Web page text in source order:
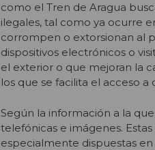
como el Tren de Aragua
ilegales, tal como ya ocurre
corrompen o extorsionan al
dispositivos electrónicos o
el exterior o que mejoran la
los que se facilita el acceso a
Según la información a la
telefónicas e imágenes.
especialmente dispuestas en